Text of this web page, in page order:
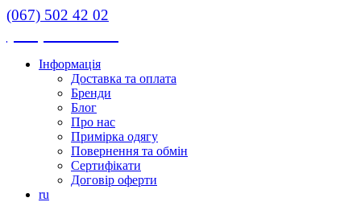
(067) 502 42 02
Інформація
Доставка та оплата
Бренди
Блог
Про нас
Примірка одягу
Повернення та обмін
Сертифікати
Договір оферти
ru